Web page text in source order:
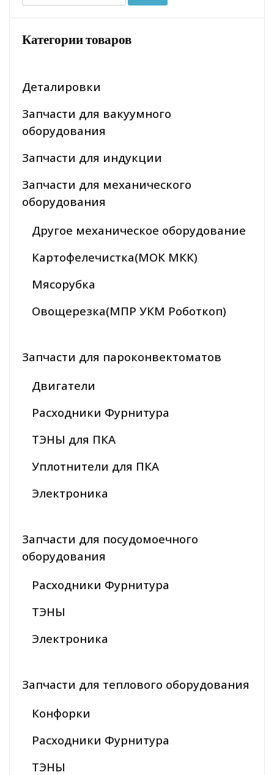
Категории товаров
Деталировки
Запчасти для вакуумного
оборудования
Запчасти для индукции
Запчасти для механического
оборудования
Другое механическое оборудование
Картофелечистка(МОК МКК)
Мясорубка
Овощерезка(МПР УКМ Роботкоп)
Запчасти для пароконвектоматов
Двигатели
Расходники Фурнитура
ТЭНЫ для ПКА
Уплотнители для ПКА
Электроника
Запчасти для посудомоечного
оборудования
Расходники Фурнитура
ТЭНЫ
Электроника
Запчасти для теплового оборудования
Конфорки
Расходники Фурнитура
ТЭНЫ